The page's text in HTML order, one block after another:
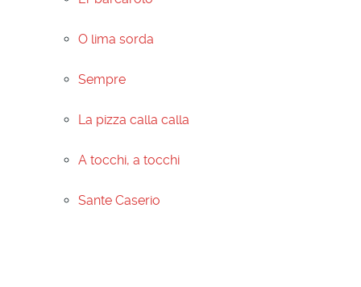
O lima sorda
Sempre
La pizza calla calla
A tocchi, a tocchi
Sante Caserio